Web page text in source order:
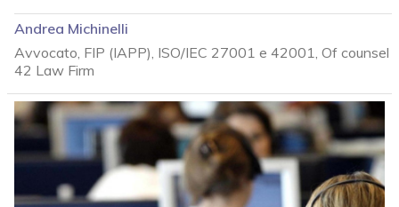
Andrea Michinelli
Avvocato, FIP (IAPP), ISO/IEC 27001 e 42001, Of counsel
42 Law Firm